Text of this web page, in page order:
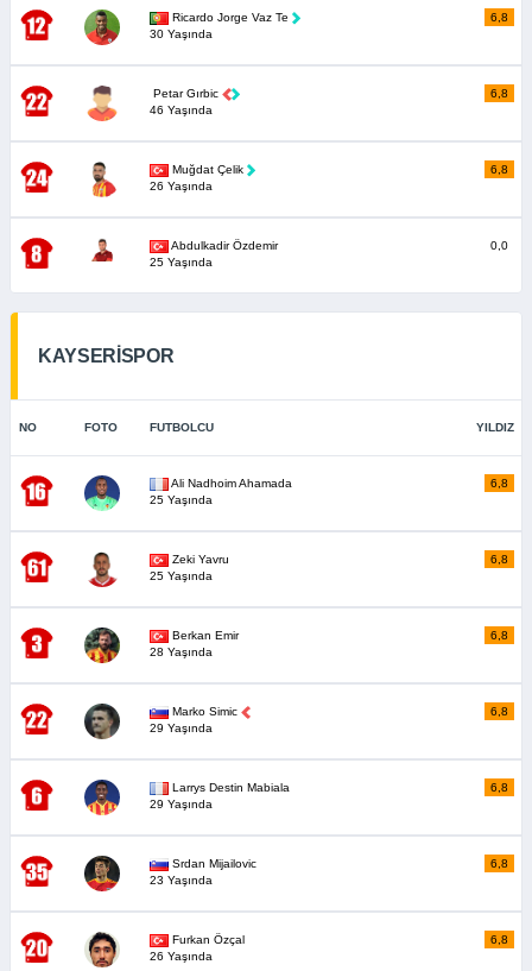
Ricardo Jorge Vaz Te
30 Yaşında
6,8
Petar Gırbic
46 Yaşında
6,8
Muğdat Çelik
26 Yaşında
6,8
Abdulkadir Özdemir
25 Yaşında
0,0
KAYSERİSPOR
NO FOTO FUTBOLCU YILDIZ
Ali Nadhoim Ahamada
25 Yaşında
6,8
Zeki Yavru
25 Yaşında
6,8
Berkan Emir
28 Yaşında
6,8
Marko Simic
29 Yaşında
6,8
Larrys Destin Mabiala
29 Yaşında
6,8
Srdan Mijailovic
23 Yaşında
6,8
Furkan Özçal
26 Yaşında
6,8